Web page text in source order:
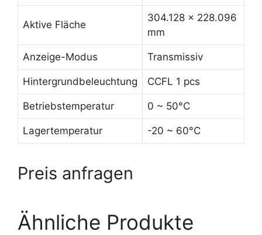
Aktive Fläche
304.128 x 228.096
mm
Anzeige-Modus Transmissiv
Hintergrundbeleuchtung CCFL 1 pcs
Betriebstemperatur 0 ~ 50°C
Lagertemperatur -20 ~ 60°C
Preis anfragen
Ähnliche Produkte